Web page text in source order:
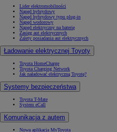
Lider elektromobilności
Napęd hybrydowy
Napęd hybrydowy typu plug-in
Napęd wodorowy
Napęd elektryczny na baterię
Zasięg aut elektrycznych
Zalety posiadania aut elektrycznych
Ładowanie elektrycznej Toyoty
Toyota HomeCharge
Toyota Charging Network
Jak naładować elektryczną Toyotę?
Systemy bezpieczeństwa
Toyota T-Mate
System eCall
Komunikacja z autem
Nowa aplikacja MyToyota